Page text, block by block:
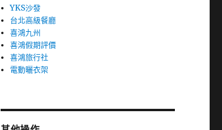
YKS沙發
台北高級餐廳
喜鴻九州
喜鴻假期評價
喜鴻旅行社
電動曬衣架